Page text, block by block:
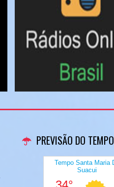
PREVISÃO DO TEMPO